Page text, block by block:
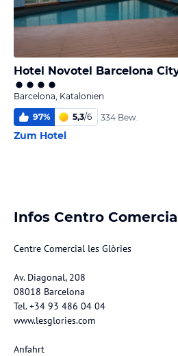
Hotel Novotel Barcelona
Barcelona, Katalonien
97% 5,3/6 334 Bew.
Zum Hotel
Infos Centro
Centre Comercial les Glòries
Av. Diagonal, 208
08018 Barcelona
Tel. +34 93 486 04 04
www.lesglories.com
Anfahrt